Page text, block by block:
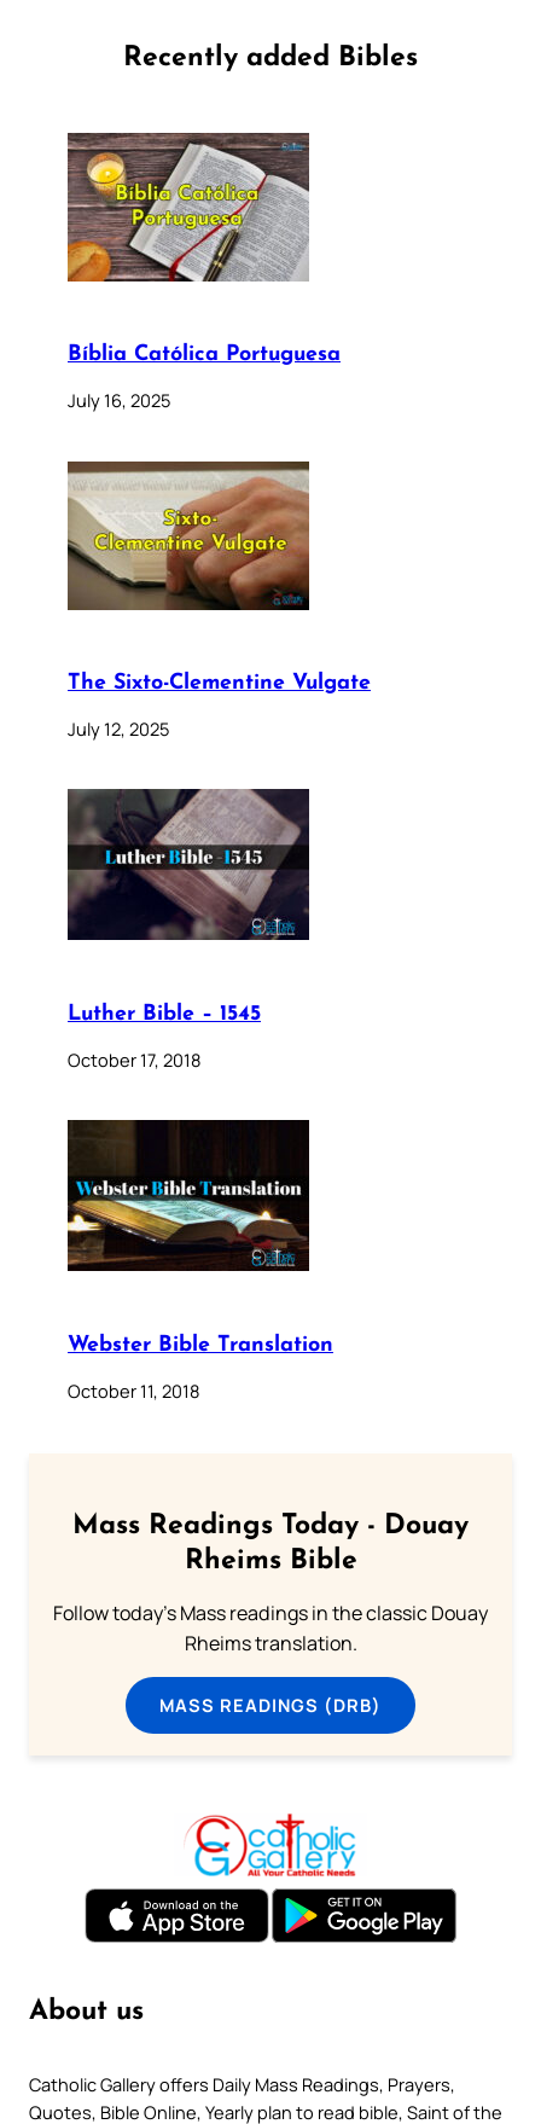
Recently added Bibles
Bíblia Católica Portuguesa
July 16, 2025
The Sixto-Clementine Vulgate
July 12, 2025
Luther Bible – 1545
October 17, 2018
Webster Bible Translation
October 11, 2018
Mass Readings Today - Douay
Rheims Bible
Follow today's Mass readings in the classic Douay
Rheims translation.
MASS READINGS (DRB)
About us
Catholic Gallery offers Daily Mass Readings, Prayers,
Quotes, Bible Online, Yearly plan to read bible, Saint of the